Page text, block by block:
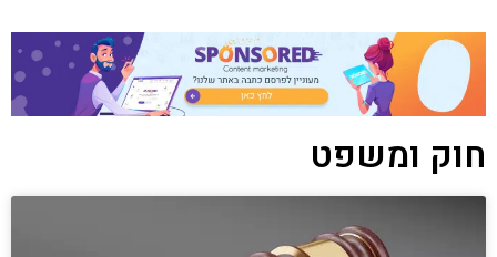
חוק ומשפט